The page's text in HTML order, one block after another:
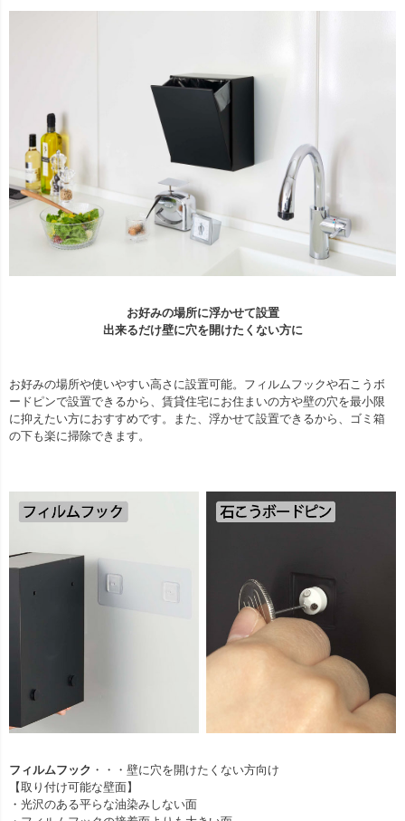
お好みの場所に浮かせて設置
出来るだけ壁に穴を開けたくない方に
お好みの場所や使いやすい高さに設置可能。フィルムフックや石こうボ
ードピンで設置できるから、賃貸住宅にお住まいの方や壁の穴を最小限
に抑えたい方におすすめです。また、浮かせて設置できるから、ゴミ箱
の下も楽に掃除できます。
フィルムフック ・・・壁に穴を開けたくない方向け
【取り付け可能な壁面】
・光沢のある平らな油染みしない面